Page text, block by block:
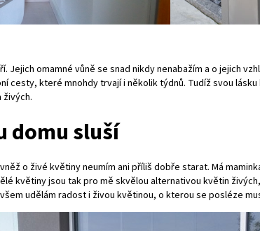
Jejich omamné vůně se snad nikdy nenabažím a o jejich
cesty, které mnohdy trvají i několik týdnů. Tudíž svou
domu sluší
o živé květiny neumím ani příliš dobře starat. Má
květiny jsou tak pro mě skvělou alternativou květin
udělám radost i živou květinou, o kterou se posléze